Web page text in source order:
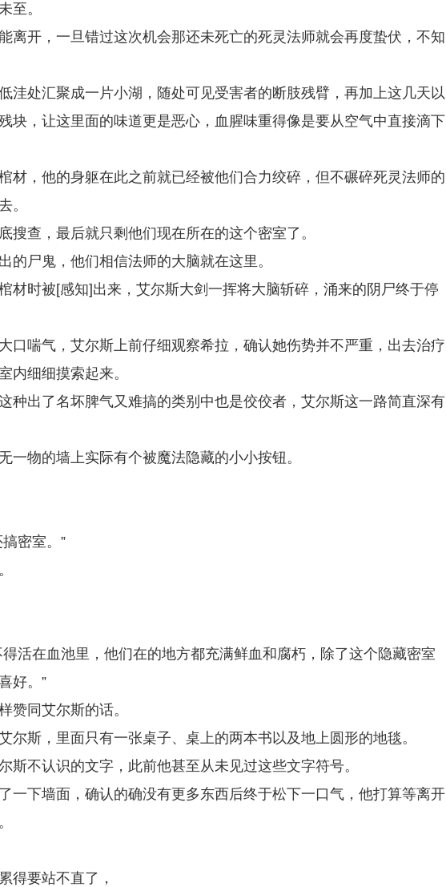
至。
离开，一旦错过这次机会那还未死亡的死灵法师就会再度蛰伏，不知
洼处汇聚成一片小湖，随处可见受害者的断肢残臂，再加上这几天以
块，让这里面的味道更是恶心，血腥味重得像是要从空气中直接滴下
材，他的身躯在此之前就已经被他们合力绞碎，但不碾碎死灵法师的
。
搜查，最后就只剩他们现在所在的这个密室了。
的尸鬼，他们相信法师的大脑就在这里。
材时被[感知]出来，艾尔斯大剑一挥将大脑斩碎，涌来的阴尸终于停
口喘气，艾尔斯上前仔细观察希拉，确认她伤势并不严重，出去治疗
内细细摸索起来。
种出了名坏脾气又难搞的类别中也是佼佼者，艾尔斯这一路简直深有
一物的墙上实际有个被魔法隐藏的小小按钮。
密室。”
活在血池里，他们在的地方都充满鲜血和腐朽，除了这个隐藏密室
好。”
赞同艾尔斯的话。
尔斯，里面只有一张桌子、桌上的两本书以及地上圆形的地毯。
斯不认识的文字，此前他甚至从未见过这些文字符号。
一下墙面，确认的确没有更多东西后终于松下一口气，他打算等离开
得要站不直了，